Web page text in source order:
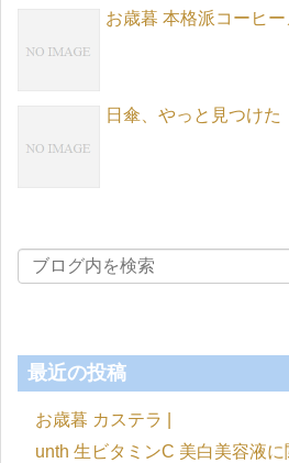
お歳暮 本格派コーヒー
日傘、やっと見つけた
最近の投稿
お歳暮 カステラ |
unth 生ビタミンC 美白美容液